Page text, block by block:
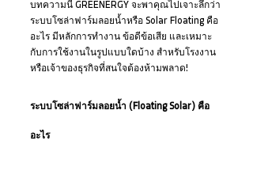
บทความนี้ GREENERGY จะพาคุณไปเจาะลึกว่า
ระบบโซล่าฟาร์มลอยน้ำหรือ Solar Floating คือ
อะไร มีหลักการทำงาน ข้อดีข้อเสีย และเหมาะ
กับการใช้งานในรูปแบบใดบ้าง สำหรับโรงงาน
หรือเจ้าของธุรกิจที่สนใจต้องห้ามพลาด!
ระบบโซล่าฟาร์มลอยน้ำ (Floating Solar) คือ
อะไร